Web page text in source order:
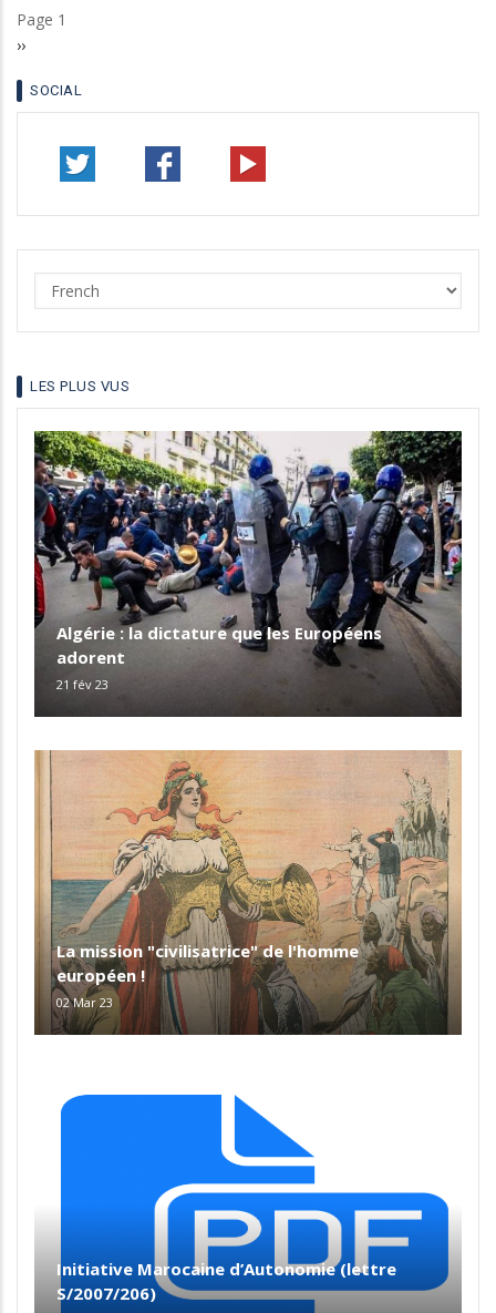
Pagination
Page 1
Page
››
SOCIAL
Select
your
language
LES PLUS VUS
Algérie : la dictature que les Européens
adorent
21 fév 23
La mission "civilisatrice" de l'homme
européen !
02 Mar 23
Initiative Marocaine d’Autonomie (lettre
S/2007/206)